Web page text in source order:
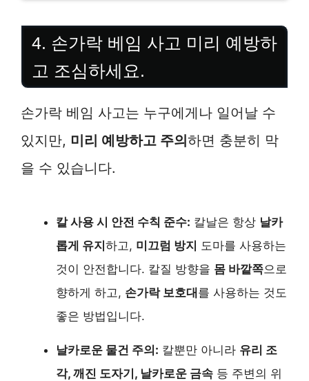
4. 손가락 베임 사고 미리 예방하
고 조심하세요.
손가락 베임 사고는 누구에게나 일어날 수
있지만, 미리 예방하고 주의하면 충분히 막
을 수 있습니다.
칼 사용 시 안전 수칙 준수: 칼날은 항상 날카
롭게 유지하고, 미끄럼 방지 도마를 사용하는
것이 안전합니다. 칼질 방향을 몸 바깥쪽으로
향하게 하고, 손가락 보호대를 사용하는 것도
좋은 방법입니다.
날카로운 물건 주의: 칼뿐만 아니라 유리 조
각, 깨진 도자기, 날카로운 금속 등 주변의 위